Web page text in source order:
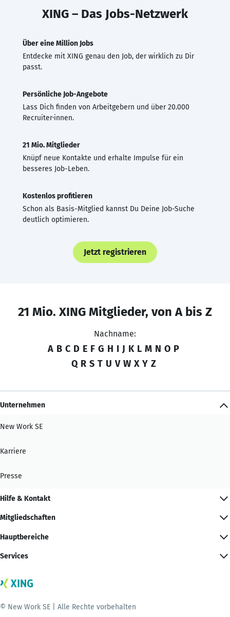
XING – Das Jobs-Netzwerk
Über eine Million Jobs
Entdecke mit XING genau den Job, der wirklich zu Dir
passt.
Persönliche Job-Angebote
Lass Dich finden von Arbeitgebern und über 20.000
Recruiter·innen.
21 Mio. Mitglieder
Knüpf neue Kontakte und erhalte Impulse für ein
besseres Job-Leben.
Kostenlos profitieren
Schon als Basis-Mitglied kannst Du Deine Job-Suche
deutlich optimieren.
Jetzt registrieren
21 Mio. XING Mitglieder, von A bis Z
Nachname:
A B C D E F G H I J K L M N O P
Q R S T U V W X Y Z
Unternehmen
New Work SE
Karriere
Presse
Hilfe & Kontakt
Mitgliedschaften
Hauptbereiche
Services
© New Work SE | Alle Rechte vorbehalten